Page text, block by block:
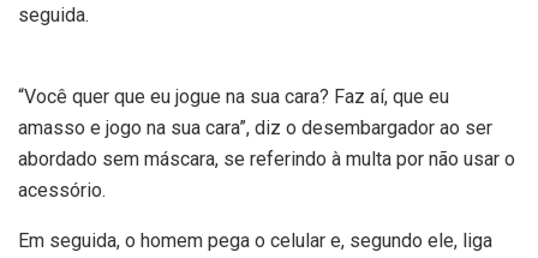
seguida.
“Você quer que eu jogue na sua cara? Faz aí, que eu
amasso e jogo na sua cara”, diz o desembargador ao ser
abordado sem máscara, se referindo à multa por não usar o
acessório.
Em seguida, o homem pega o celular e, segundo ele, liga